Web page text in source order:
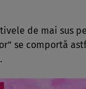
de mai sus
se comportă